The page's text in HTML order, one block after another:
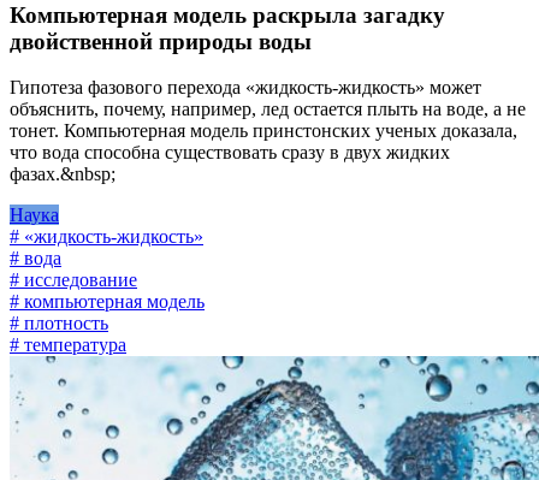
Компьютерная модель раскрыла загадку
двойственной природы воды
Гипотеза фазового перехода «жидкость-жидкость» может
объяснить, почему, например, лед остается плыть на воде, а не
тонет. Компьютерная модель принстонских ученых доказала,
что вода способна существовать сразу в двух жидких
фазах.&nbsp;
Наука
# «жидкость-жидкость»
# вода
# исследование
# компьютерная модель
# плотность
# температура